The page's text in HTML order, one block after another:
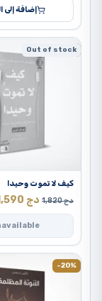
إضافة إلى
-13%
Out of stock
كيف لا تموت وحيدا
1,820دج دج
-20%